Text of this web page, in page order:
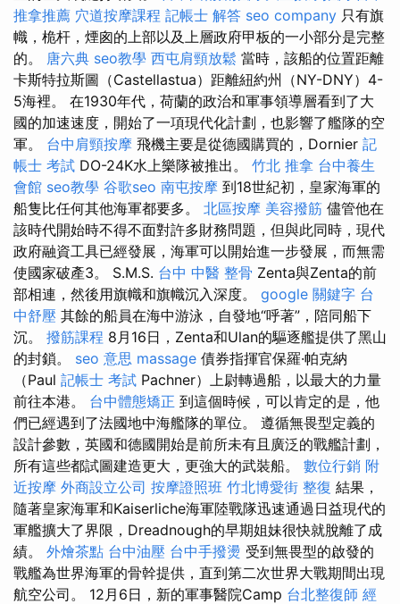
推拿推薦 穴道按摩課程 記帳士 解答 seo company 只有旗
幟，桅杆，煙囪的上部以及上層政府甲板的一小部分是完整
的。 唐六典 seo教學 西屯肩頸放鬆 當時，該船的位置距離
卡斯特拉斯圖（Castellastua）距離紐約州（NY-DNY）4-
5海裡。 在1930年代，荷蘭的政治和軍事領導層看到了大
國的加速速度，開始了一項現代化計劃，也影響了艦隊的空
軍。 台中肩頸按摩 飛機主要是從德國購買的，Dornier 記
帳士 考試 DO-24K水上樂隊被推出。 竹北 推拿 台中養生
會館 seo教學 谷歌seo 南屯按摩 到18世紀初，皇家海軍的
船隻比任何其他海軍都要多。 北區按摩 美容撥筋 儘管他在
該時代開始時不得不面對許多財務問題，但與此同時，現代
政府融資工具已經發展，海軍可以開始進一步發展，而無需
使國家破產3。 S.M.S. 台中 中醫 整骨 Zenta與Zenta的前
部相連，然後用旗幟和旗幟沉入深度。 google 關鍵字 台
中舒壓 其餘的船員在海中游泳，自發地“呼著”，陪同船下
沉。 撥筋課程 8月16日，Zenta和Ulan的驅逐艦提供了黑山
的封鎖。 seo 意思 massage 債券指揮官保羅·帕克納
（Paul 記帳士 考試 Pachner）上尉轉過船，以最大的力量
前往本港。 台中體態矯正 到這個時候，可以肯定的是，他
們已經遇到了法國地中海艦隊的單位。 遵循無畏型定義的
設計參數，英國和德國開始是前所未有且廣泛的戰艦計劃，
所有這些都試圖建造更大，更強大的武裝船。 數位行銷 附
近按摩 外商設立公司 按摩證照班 竹北博愛街 整復 結果，
隨著皇家海軍和Kaiserliche海軍陸戰隊迅速通過日益現代的
軍艦擴大了界限，Dreadnough的早期姐妹很快就脫離了成
績。 外燴茶點 台中油壓 台中手撥燙 受到無畏型的啟發的
戰艦為世界海軍的骨幹提供，直到第二次世界大戰期間出現
航空公司。 12月6日，新的軍事醫院Camp 台北整復師 經